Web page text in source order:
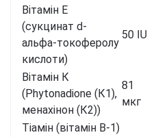
Вітамін Е
(сукцинат d-
альфа-токоферолу
кислоти)
50 IU
Вітамін К
(Phytonadione (К1),
менахінон (К2))
81
мкг
Тіамін (вітамін В-1)